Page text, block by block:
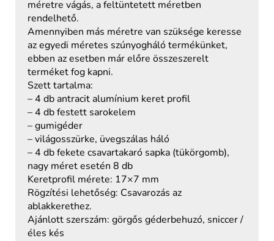
méretre vágás, a feltüntetett méretben
rendelhető.
Amennyiben más méretre van szüksége keresse
az egyedi méretes szúnyogháló termékünket,
ebben az esetben már előre összeszerelt
terméket fog kapni.
Szett tartalma:
– 4 db antracit alumínium keret profil
– 4 db festett sarokelem
– gumigéder
– világosszürke, üvegszálas háló
– 4 db fekete csavartakaró sapka (tükörgomb),
nagy méret esetén 8 db
Keretprofil mérete: 17×7 mm
Rögzítési lehetőség: Csavarozás az
ablakkerethez.
Ajánlott szerszám: görgős géderbehuzó, sniccer /
éles kés